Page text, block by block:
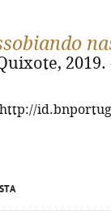
2019.